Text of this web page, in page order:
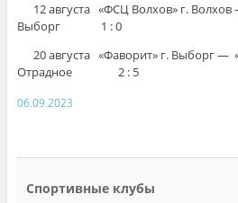
12 августа «ФСЦ Волхов» г. Волхов
Выборг 1 : 0
20 августа «Фаворит» г. Выборг —
Отрадное 2 : 5
06.09.2023
Спортивные клубы